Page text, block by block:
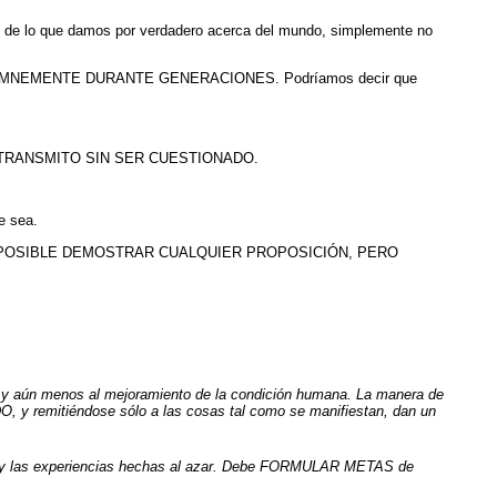
lo que damos por verdadero acerca del mundo, simplemente no
DURANTE GENERACIONES. Podríamos decir que
SIN SER CUESTIONADO.
sea.
DEMOSTRAR CUALQUIER PROPOSICIÓN, PERO
menos al mejoramiento de la condición humana. La manera de
y remitiéndose sólo a las cosas tal como se manifiestan, dan un
experiencias hechas al azar. Debe FORMULAR METAS de